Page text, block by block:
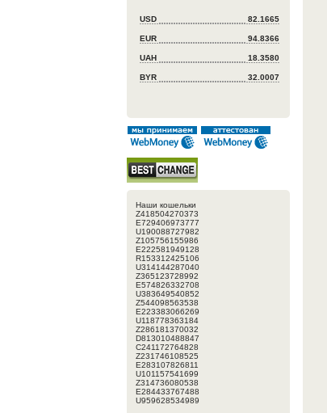
USD 82.1665
EUR 94.8366
UAH 18.3580
BYR 32.0007
Наши кошельки
Z418504270373
E729406973777
U190088727982
Z105756155986
E222581949128
R153312425106
U314144287040
Z365123728992
E574826332708
U383649540852
Z544098563538
E223383066269
U118778363184
Z286181370032
D813010488847
C241172764828
Z231746108525
E283107826811
U101157541699
Z314736080538
E284433767488
U959628534989